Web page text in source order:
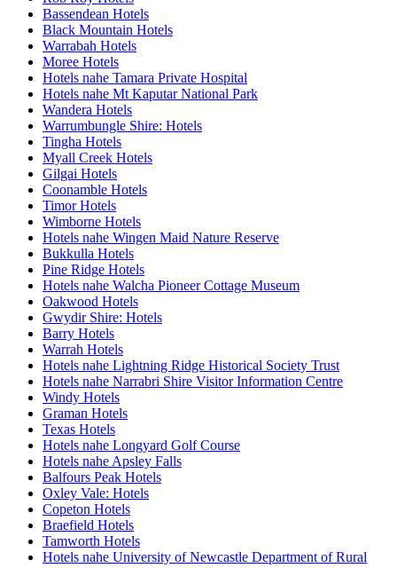
Bassendean Hotels
Black Mountain Hotels
Warrabah Hotels
Moree Hotels
Hotels nahe Tamara Private Hospital
Hotels nahe Mt Kaputar National Park
Wandera Hotels
Warrumbungle Shire: Hotels
Tingha Hotels
Myall Creek Hotels
Gilgai Hotels
Coonamble Hotels
Timor Hotels
Wimborne Hotels
Hotels nahe Wingen Maid Nature Reserve
Bukkulla Hotels
Pine Ridge Hotels
Hotels nahe Walcha Pioneer Cottage Museum
Oakwood Hotels
Gwydir Shire: Hotels
Barry Hotels
Warrah Hotels
Hotels nahe Lightning Ridge Historical Society Trust
Hotels nahe Narrabri Shire Visitor Information Centre
Windy Hotels
Graman Hotels
Texas Hotels
Hotels nahe Longyard Golf Course
Hotels nahe Apsley Falls
Balfours Peak Hotels
Oxley Vale: Hotels
Copeton Hotels
Braefield Hotels
Tamworth Hotels
Hotels nahe University of Newcastle Department of Rural